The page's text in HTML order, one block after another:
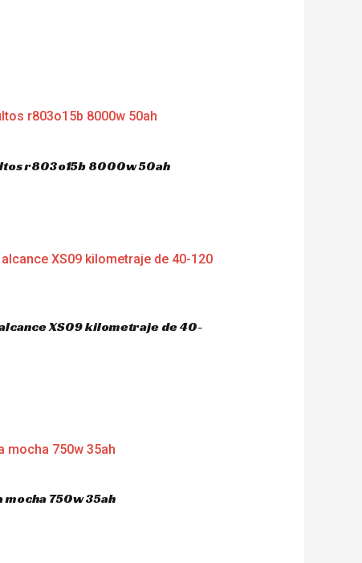
r803o15b 8000w 50ah
XS09 kilometraje de 40-
750w 35ah